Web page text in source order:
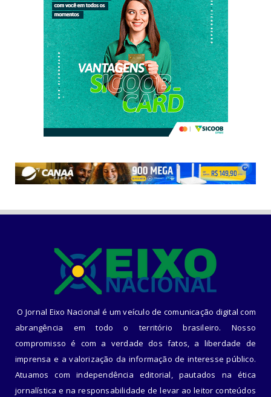
O Jornal Eixo Nacional é um veículo de comunicação digital com
abrangência em todo o território brasileiro. Nosso
compromisso é com a verdade dos fatos, a liberdade de
imprensa e a valorização da informação de interesse público.
Atuamos com independência editorial, pautados na ética
jornalística e na responsabilidade de levar ao leitor conteúdos